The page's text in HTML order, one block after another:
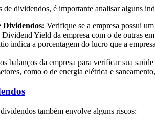
de dividendos, é importante analisar alguns
Dividendos: Verifique se a empresa possui
Yield da empresa com o de outras
indica a porcentagem do lucro que a
balanços da empresa para verificar sua
como o de energia elétrica e
também envolve alguns riscos: